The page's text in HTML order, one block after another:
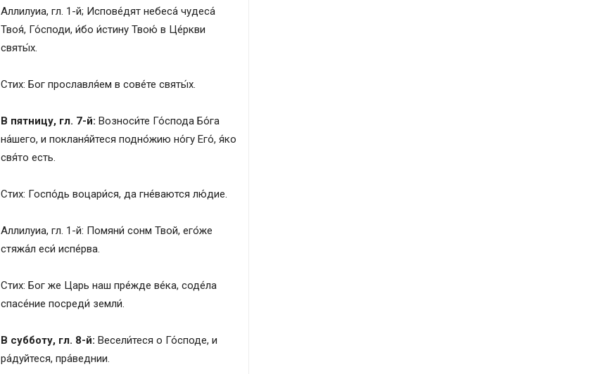
Аллилуиа, гл. 1-й; Испове́дят небеса́ чудеса́
Твоя́, Го́споди, и́бо и́стину Твою́ в Це́ркви
святы́х.
Стих: Бог прославля́ем в сове́те святы́х.
В пятницу, гл. 7-й: Возноси́те Го́спода Бо́га
на́шего, и покланя́йтеся подно́жию но́гу Его́, я́ко
свя́то есть.
Стих: Госпо́дь воцари́ся, да гне́ваются лю́дие.
Аллилуиа, гл. 1-й: Помяни́ сонм Твой, его́же
стяжа́л еси́ испе́рва.
Стих: Бог же Царь наш пре́жде ве́ка, соде́ла
спасе́ние посреди́ земли́.
В субботу, гл. 8-й: Весели́теся о Го́споде, и
ра́дуйтеся, пра́веднии.